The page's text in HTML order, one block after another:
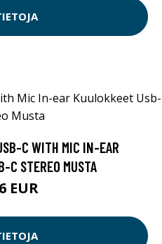
C WITH MIC IN-EAR
C STEREO MUSTA
EUR